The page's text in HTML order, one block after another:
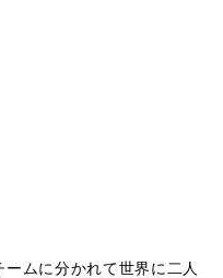
ムに分かれて世界に二人